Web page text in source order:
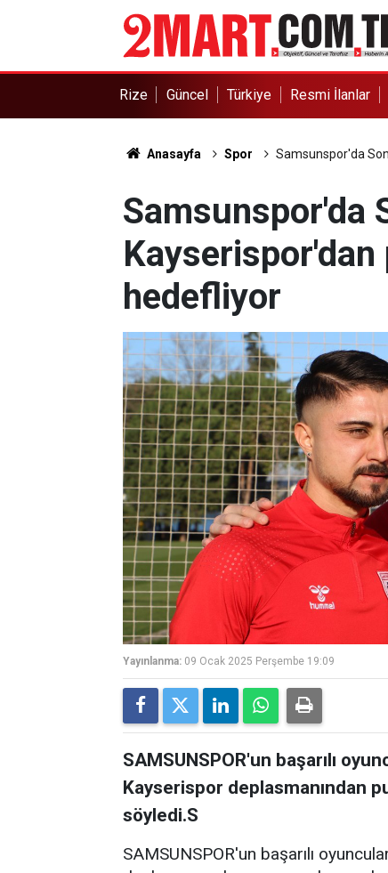
Rize Güncel Türkiye Resmi İlanlar
Anasayfa Spor Samsunspor'da
Samsunspor'da
hedefliyor
Yayınlanma: 09 Ocak 2025 Perşembe 19:09
SAMSUNSPOR'un başarılı
Kayserispor deplasmanından
söyledi.S
SAMSUNSPOR'un başarılı